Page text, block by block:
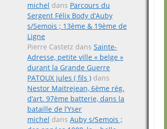
michel dans Parcours du
Sergent Félix Body d’Auby
s/Semois ; 13ème & 19ème de
Ligne
Pierre Castetz dans Sainte-
Adresse, petite ville « belge »
durant la Grande Guerre
PATOUX jules ( fils ) dans
Nestor Maitrejean, 6ème rég.
d’art. 97ème batterie, dans la
bataille de l’Yser
michel dans Auby s/Semois ;